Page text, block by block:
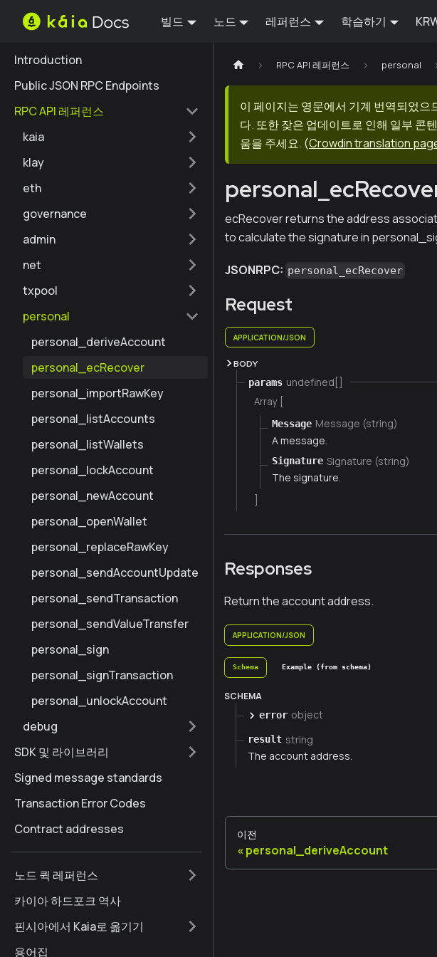
빌드 노드 레퍼런스 학습하기
Introduction
Public JSON RPC Endpoints
RPC API 레퍼런스
kaia
klay
eth
governance
admin
net
txpool
personal
personal_deriveAccount
personal_ecRecover
personal_importRawKey
personal_listAccounts
personal_listWallets
personal_lockAccount
personal_newAccount
personal_openWallet
personal_replaceRawKey
personal_sendAccountUpdate
personal_sendTransaction
personal_sendValueTransfer
personal_sign
personal_signTransaction
personal_unlockAccount
debug
SDK 및 라이브러리
Signed message standards
Transaction Error Codes
Contract addresses
노드 퀵 레퍼런스
카이아 하드포크 역사
핀시아에서 Kaia로 옮기기
용어집
RPC API 레퍼런스 personal
이 페이지는 영문에서 기계 번역되었
다. 또한 잦은 업데이트로 인해 일부 콘
움을 주세요. (Crowdin translation
ecRecover returns the address
to calculate the signature in
JSONRPC: personal_ecRecover
Request
APPLICATION/JSON
BODY
params undefined[]
Array [
Message Message (string)
A message.
Signature Signature (string)
The signature.
Responses
Return the account address.
APPLICATION/JSON
Schema Example (from schema)
SCHEMA
error object
result string
The account address.
이전
personal_deriveAccount